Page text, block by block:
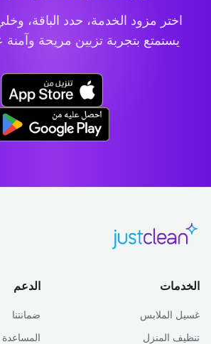
اختر مزود الخدمة، حدد الباقة،
يستمتع بتجربة تزيين مريحة
الخدمات
غسيل الملابس
تنظيف المنزل
الدعم
ضمانتنا
المساعدة